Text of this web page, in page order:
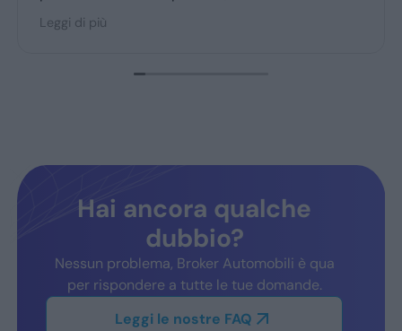
un’esperienza d’acquisto accogliente. Broker
Automobili è molto consigliato dai clienti fedeli,
Leggi di più
Hai ancora qualche
dubbio?
Nessun problema, Broker Automobili è qua
per rispondere a tutte le tue domande.
Leggi le nostre FAQ